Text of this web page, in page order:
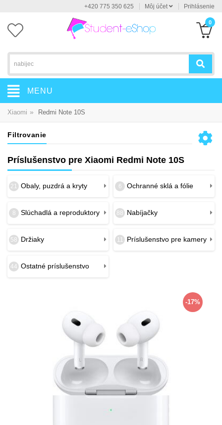
+420 775 350 625 Môj účet Prihlásenie
0
MENU
Xiaomi » Redmi Note 10S
Filtrovanie
Príslušenstvo pre Xiaomi Redmi Note 10S
21 Obaly, puzdrá a kryty 6 Ochranné sklá a fólie
8 Slúchadlá a reproduktory 88 Nabíjačky
58 Držiaky 11 Príslušenstvo pre kamery
44 Ostatné príslušenstvo
-17%